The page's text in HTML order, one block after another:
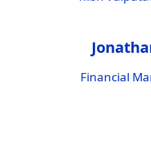
Financial